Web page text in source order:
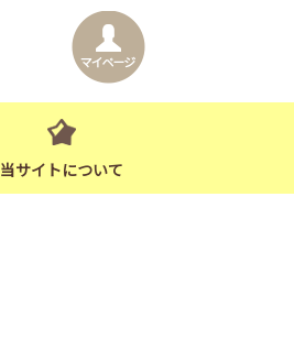
当サイトについて